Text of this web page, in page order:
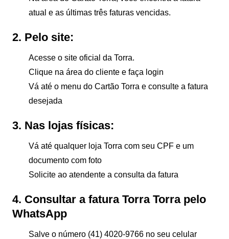
atual e as últimas três faturas vencidas.
2. Pelo site:
Acesse o site oficial da Torra.
Clique na área do cliente e faça login
Vá até o menu do Cartão Torra e consulte a fatura
desejada
3. Nas lojas físicas:
Vá até qualquer loja Torra com seu CPF e um
documento com foto
Solicite ao atendente a consulta da fatura
4. Consultar a fatura Torra Torra pelo
WhatsApp
Salve o número (41) 4020-9766 no seu celular